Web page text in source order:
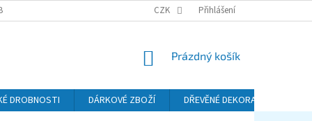
A DOPRAVA PODMÍNKY OCHRANY OSOBNÍCH ÚDAJŮ (GDPR)
CZK Přihlášení
NÁKUPNÍ
Prázdný košík
DROBNOSTI DÁRKOVÉ ZBOŽÍ DŘEVĚNÉ DEKORACE